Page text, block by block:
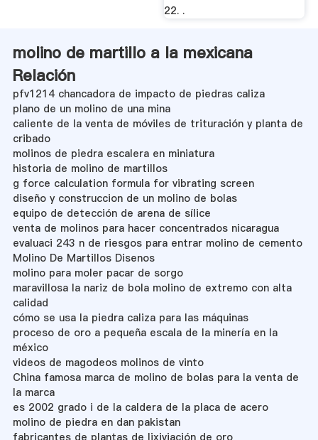
22. .
molino de martillo a la mexicana
Relación
pfv1214 chancadora de impacto de piedras caliza
plano de un molino de una mina
caliente de la venta de móviles de trituración y planta de
cribado
molinos de piedra escalera en miniatura
historia de molino de martillos
g force calculation formula for vibrating screen
diseño y construccion de un molino de bolas
equipo de detección de arena de sílice
venta de molinos para hacer concentrados nicaragua
evaluaci 243 n de riesgos para entrar molino de cemento
Molino De Martillos Disenos
molino para moler pacar de sorgo
maravillosa la nariz de bola molino de extremo con alta
calidad
cómo se usa la piedra caliza para las máquinas
proceso de oro a pequeña escala de la minería en la
méxico
videos de magodeos molinos de vinto
China famosa marca de molino de bolas para la venta de
la marca
es 2002 grado i de la caldera de la placa de acero
molino de piedra en dan pakistan
fabricantes de plantas de lixiviación de oro